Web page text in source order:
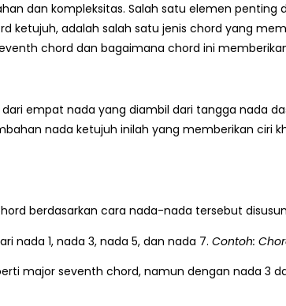
dan kompleksitas. Salah satu elemen
ketujuh, adalah salah satu jenis chord yang
chord dan bagaimana chord ini
empat nada yang diambil dari tangga nada
nada ketujuh inilah yang memberikan ciri
berdasarkan cara nada-nada tersebut
nada 1, nada 3, nada 5, dan nada 7. Contoh:
major seventh chord, namun dengan nada 3